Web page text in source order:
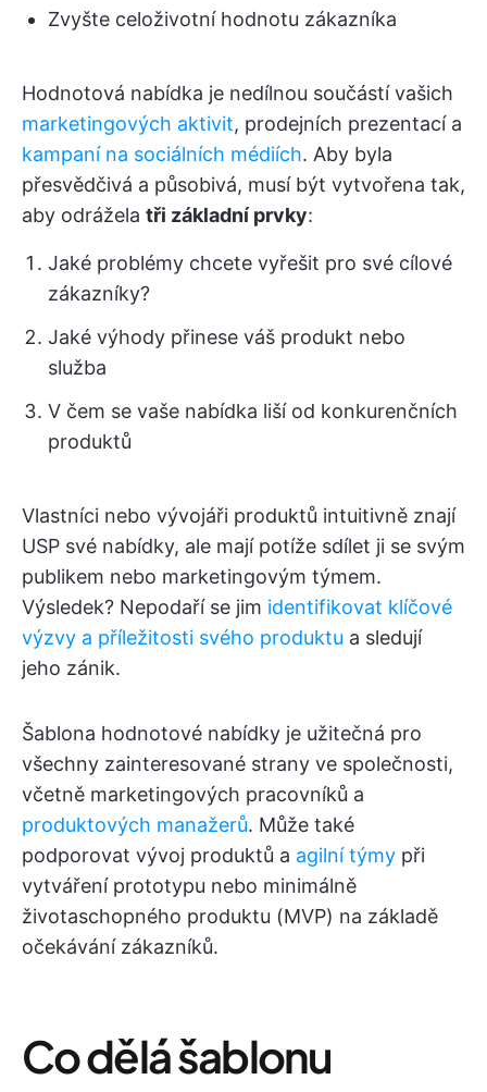
Zvyšte celoživotní hodnotu zákazníka
Hodnotová nabídka je nedílnou součástí vašich
marketingových aktivit, prodejních prezentací a
kampaní na sociálních médiích. Aby byla
přesvědčivá a působivá, musí být vytvořena tak,
aby odrážela tři základní prvky:
Jaké problémy chcete vyřešit pro své cílové
zákazníky?
Jaké výhody přinese váš produkt nebo
služba
V čem se vaše nabídka liší od konkurenčních
produktů
Vlastníci nebo vývojáři produktů intuitivně znají
USP své nabídky, ale mají potíže sdílet ji se svým
publikem nebo marketingovým týmem.
Výsledek? Nepodaří se jim identifikovat klíčové
výzvy a příležitosti svého produktu a sledují
jeho zánik.
Šablona hodnotové nabídky je užitečná pro
všechny zainteresované strany ve společnosti,
včetně marketingových pracovníků a
produktových manažerů. Může také
podporovat vývoj produktů a agilní týmy při
vytváření prototypu nebo minimálně
životaschopného produktu (MVP) na základě
očekávání zákazníků.
Co dělá šablonu